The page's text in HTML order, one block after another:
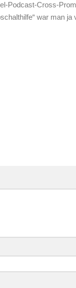
Podcast-Cross-
war man ja